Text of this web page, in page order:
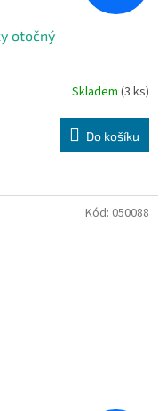
otočný
Skladem (3 ks)
Do košíku
Kód: 050088